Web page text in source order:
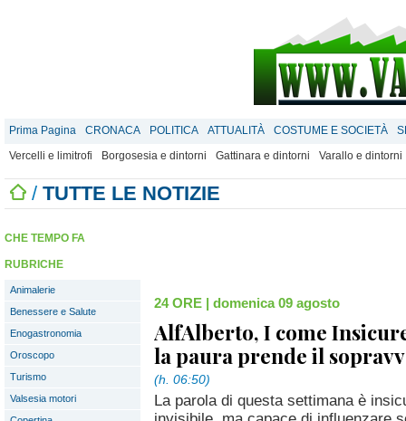
Prima Pagina CRONACA POLITICA ATTUALITÀ COSTUME E SOCIETÀ
Vercelli e limitrofi
Borgosesia e dintorni Gattinara e dintorni Varallo e dintorni
/ TUTTE LE NOTIZIE
CHE TEMPO FA
RUBRICHE
Animalerie
Benessere e Salute
Enogastronomia
Oroscopo
Turismo
Valsesia motori
24 ORE | domenica 09 agosto
AlfAlberto, I come
la paura prende il
(h. 06:50)
La parola di questa settimana è